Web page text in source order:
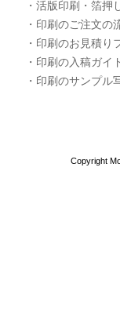
・活版印刷・箔押
・印刷のご注文の
・印刷のお見積り
・印刷の入稿ガイ
・印刷のサンプル
Copyright